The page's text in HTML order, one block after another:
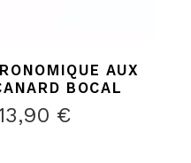
AUX
BOCAL
€